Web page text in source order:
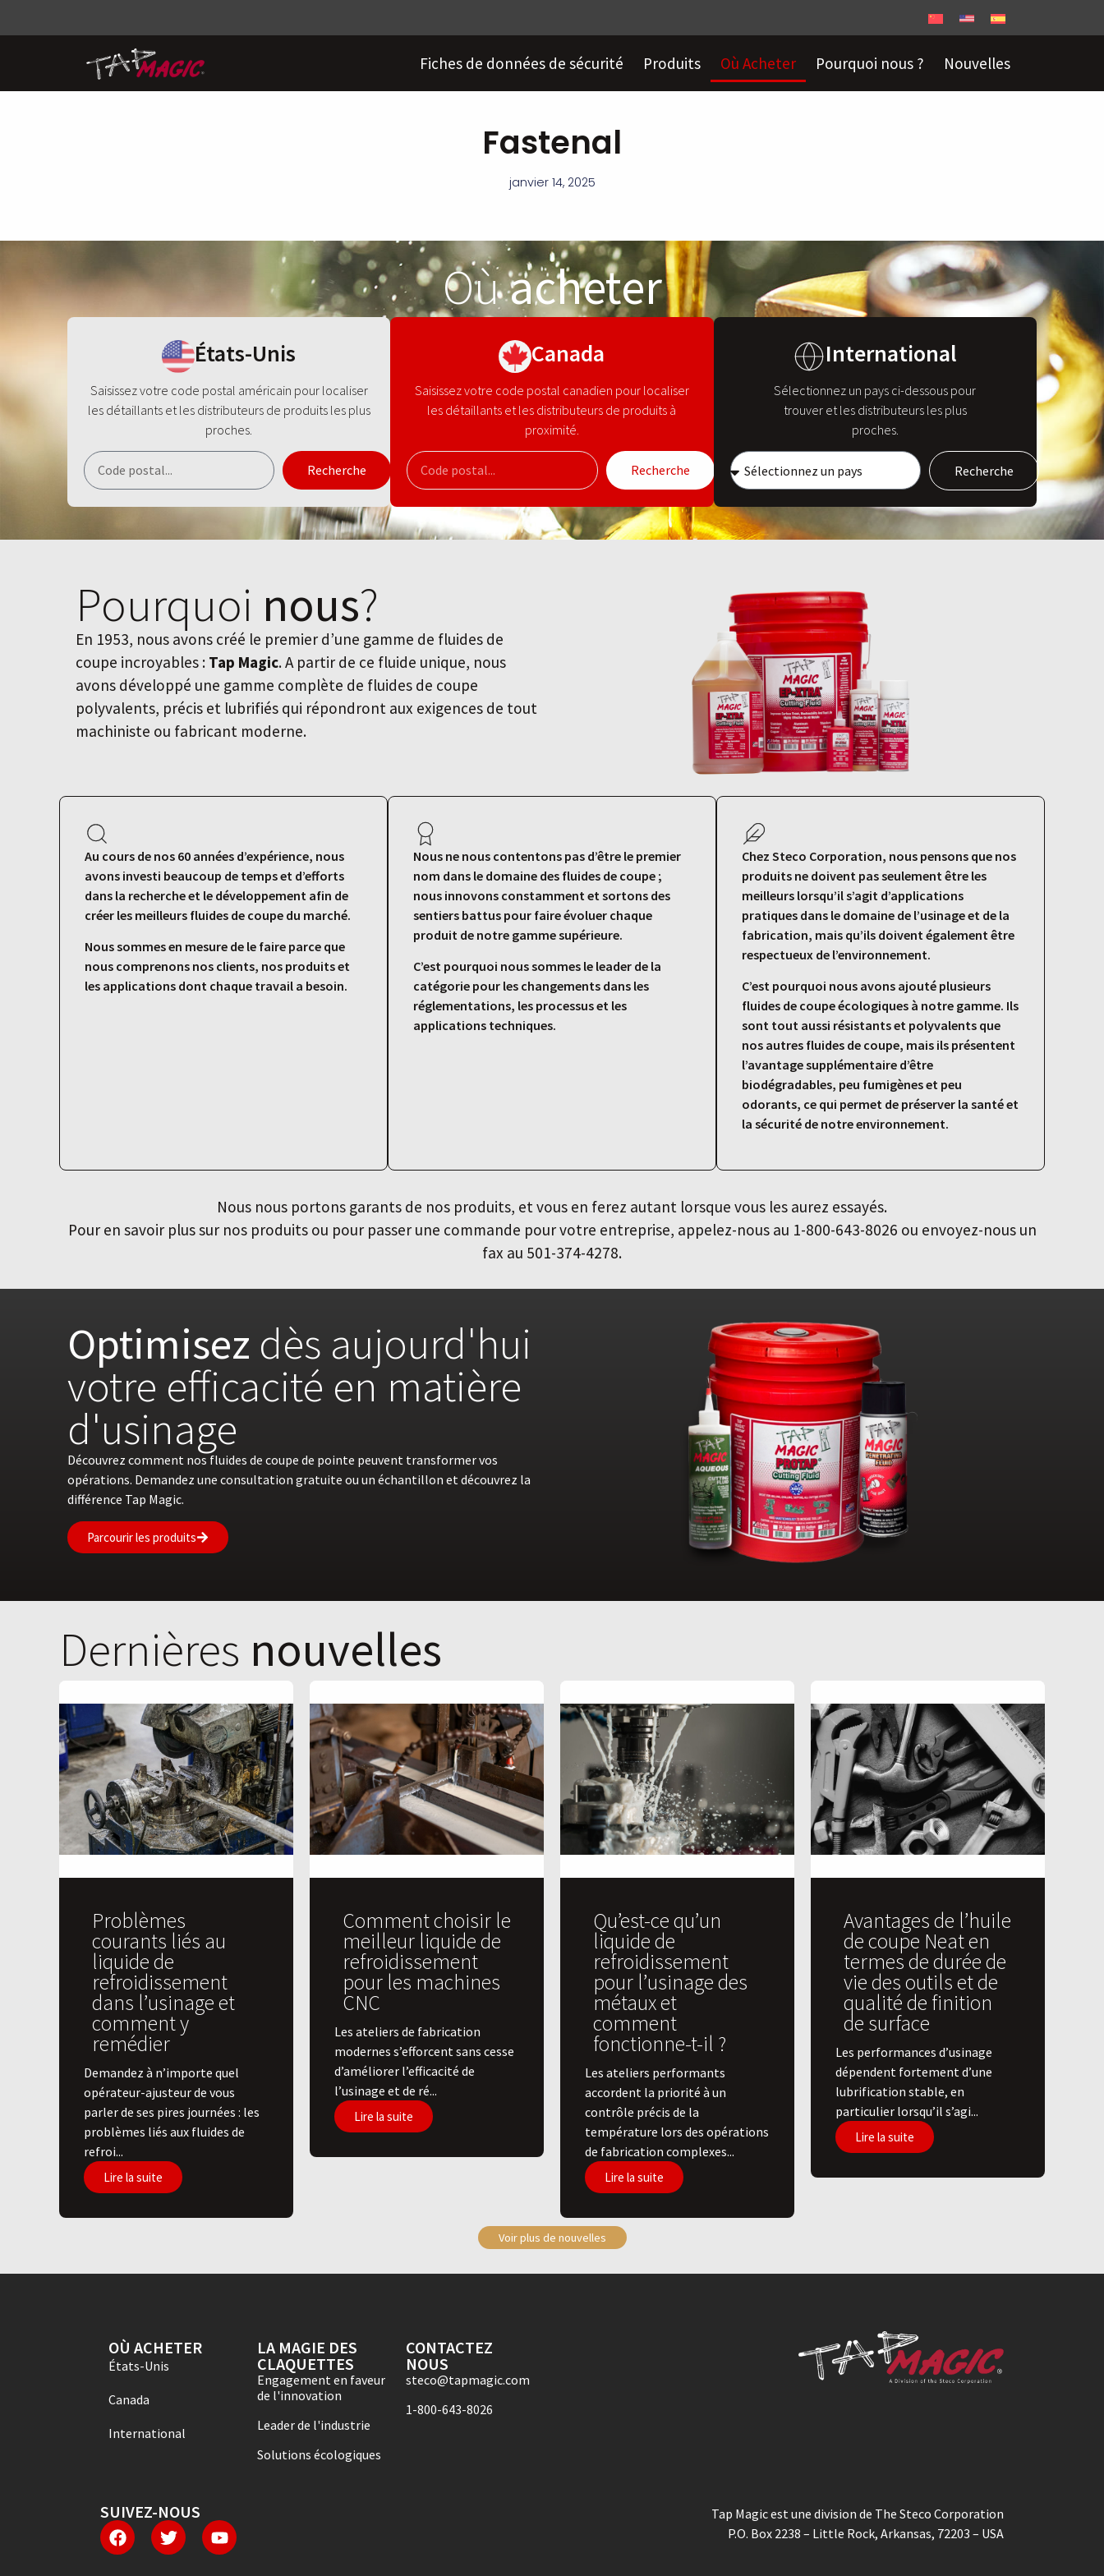
Fiches de données de sécurité Produits Où Acheter Pourquoi nous ? Nouvelles
Fastenal
janvier 14, 2025
Oùacheter
États-Unis
Saisissez votre code postal américain pour localiser
les détaillants et les distributeurs de produits les plus
proches.
Recherche
Canada
Saisissez votre code postal canadien pour localiser
les détaillants et les distributeurs de produits à
proximité.
Recherche
International
Sélectionnez un pays ci-dessous pour
trouver et les distributeurs les plus
proches.
Recherche
Pourquoi nous?
En 1953, nous avons créé le premier d’une gamme de fluides de
coupe incroyables : Tap Magic. A partir de ce fluide unique, nous
avons développé une gamme complète de fluides de coupe
polyvalents, précis et lubrifiés qui répondront aux exigences de tout
machiniste ou fabricant moderne.
Au cours de nos 60 années d’expérience, nous
avons investi beaucoup de temps et d’efforts
dans la recherche et le développement afin de
créer les meilleurs fluides de coupe du marché.
Nous sommes en mesure de le faire parce que
nous comprenons nos clients, nos produits et
les applications dont chaque travail a besoin.
Nous ne nous contentons pas d’être le premier
nom dans le domaine des fluides de coupe ;
nous innovons constamment et sortons des
sentiers battus pour faire évoluer chaque
produit de notre gamme supérieure.
C’est pourquoi nous sommes le leader de la
catégorie pour les changements dans les
réglementations, les processus et les
applications techniques.
Chez Steco Corporation, nous pensons que nos
produits ne doivent pas seulement être les
meilleurs lorsqu’il s’agit d’applications
pratiques dans le domaine de l’usinage et de la
fabrication, mais qu’ils doivent également être
respectueux de l’environnement.
C’est pourquoi nous avons ajouté plusieurs
fluides de coupe écologiques à notre gamme. Ils
sont tout aussi résistants et polyvalents que
nos autres fluides de coupe, mais ils présentent
l’avantage supplémentaire d’être
biodégradables, peu fumigènes et peu
odorants, ce qui permet de préserver la santé et
la sécurité de notre environnement.
Nous nous portons garants de nos produits, et vous en ferez autant lorsque vous les aurez essayés.
Pour en savoir plus sur nos produits ou pour passer une commande pour votre entreprise, appelez-nous au 1-800-643-8026 ou envoyez-nous un
fax au 501-374-4278.
Optimisez dès aujourd'hui
votre efficacité en matière
d'usinage
Découvrez comment nos fluides de coupe de pointe peuvent transformer vos
opérations. Demandez une consultation gratuite ou un échantillon et découvrez la
différence Tap Magic.
Parcourir les produits
Dernières nouvelles
Problèmes
courants liés au
liquide de
refroidissement
dans l’usinage et
comment y
remédier
Demandez à n’importe quel
opérateur-ajusteur de vous
parler de ses pires journées : les
problèmes liés aux fluides de
refroi...
Lire la suite
Comment choisir le
meilleur liquide de
refroidissement
pour les machines
CNC
Les ateliers de fabrication
modernes s’efforcent sans cesse
d’améliorer l’efficacité de
l’usinage et de ré...
Lire la suite
Qu’est-ce qu’un
liquide de
refroidissement
pour l’usinage des
métaux et
comment
fonctionne-t-il ?
Les ateliers performants
accordent la priorité à un
contrôle précis de la
température lors des opérations
de fabrication complexes...
Lire la suite
Avantages de l’huile
de coupe Neat en
termes de durée de
vie des outils et de
qualité de finition
de surface
​Les performances d’usinage
dépendent fortement d’une
lubrification stable, en
particulier lorsqu’il s’agi...
Lire la suite
Voir plus de nouvelles
OÙ ACHETER
États-Unis
Canada
International
LA MAGIE DES
CLAQUETTES
Engagement en faveur
de l'innovation
Leader de l'industrie
Solutions écologiques
CONTACTEZ
NOUS
steco@tapmagic.com
1-800-643-8026
SUIVEZ-NOUS
Tap Magic est une division de The Steco Corporation
P.O. Box 2238 – Little Rock, Arkansas, 72203 – USA